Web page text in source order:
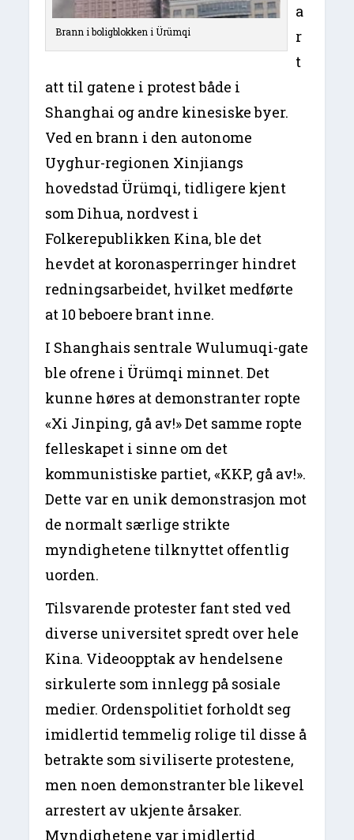
Brann i boligblokken i Ürümqi
a
r
t
att til gatene i protest både i
Shanghai og andre kinesiske byer.
Ved en brann i den autonome
Uyghur-regionen Xinjiangs
hovedstad Ürümqi, tidligere kjent
som Dihua, nordvest i
Folkerepublikken Kina, ble det
hevdet at koronasperringer hindret
redningsarbeidet, hvilket medførte
at 10 beboere brant inne.
I Shanghais sentrale Wulumuqi-gate
ble ofrene i Ürümqi minnet. Det
kunne høres at demonstranter ropte
«Xi Jinping, gå av!» Det samme ropte
felleskapet i sinne om det
kommunistiske partiet, «KKP, gå av!».
Dette var en unik demonstrasjon mot
de normalt særlige strikte
myndighetene tilknyttet offentlig
uorden.
Tilsvarende protester fant sted ved
diverse universitet spredt over hele
Kina. Videoopptak av hendelsene
sirkulerte som innlegg på sosiale
medier. Ordenspolitiet forholdt seg
imidlertid temmelig rolige til disse å
betrakte som siviliserte protestene,
men noen demonstranter ble likevel
arrestert av ukjente årsaker.
Myndighetene var imidlertid